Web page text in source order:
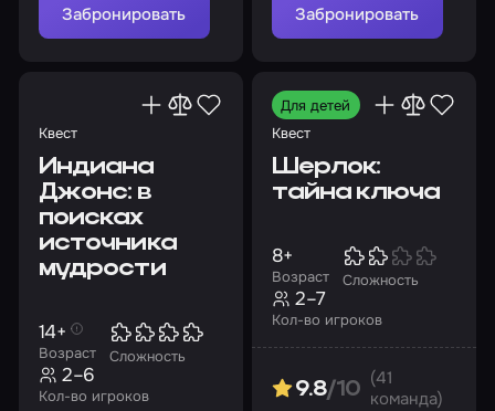
Забронировать Забронировать
Квест
Индиана
Джонс: в
поисках
источника
мудрости
Возраст
14+
Сложность
Кол-во игроков
2–6
Для детей
Квест
Шерлок:
тайна ключа
Возраст
8+
Сложность
Кол-во игроков
2–7
9.8/10
(41
команда)